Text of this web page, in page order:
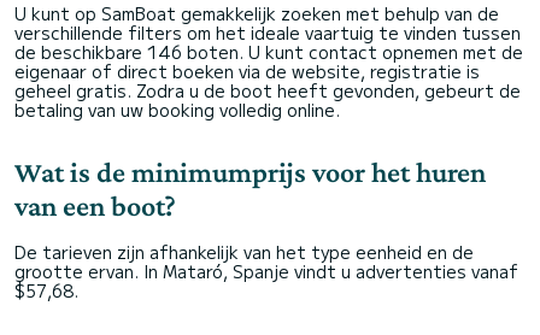
U kunt op SamBoat gemakkelijk zoeken met behulp van de
verschillende filters om het ideale vaartuig te vinden tussen
de beschikbare 146 boten. U kunt contact opnemen met de
eigenaar of direct boeken via de website, registratie is
geheel gratis. Zodra u de boot heeft gevonden, gebeurt de
betaling van uw booking volledig online.
Wat is de minimumprijs voor het huren
van een boot?
De tarieven zijn afhankelijk van het type eenheid en de
grootte ervan. In Mataró, Spanje vindt u advertenties vanaf
$57,68.